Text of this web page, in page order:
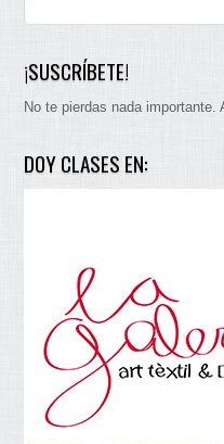
¡SUSCRÍBETE!
No te pierdas nada
DOY CLASES EN: